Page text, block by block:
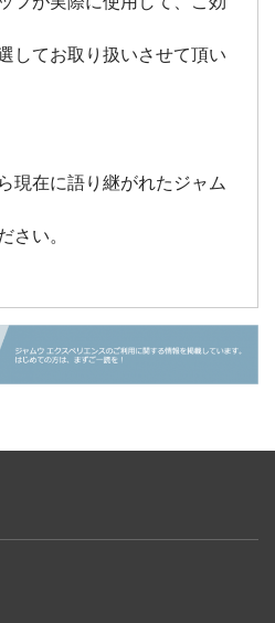
してお取り扱いさせて頂い
現在に語り継がれたジャム
さい。